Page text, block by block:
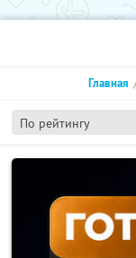
По рейтингу
Главная